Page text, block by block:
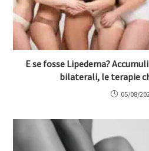
E se fosse Lipedema?
bilaterali, le terapie
05/08/